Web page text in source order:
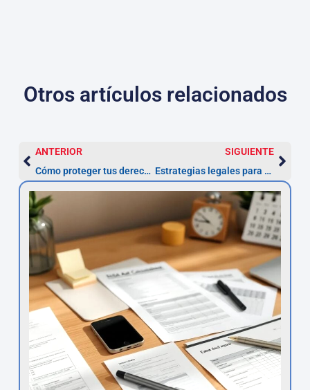
Otros artículos relacionados
ANTERIOR
Cómo proteger tus derechos ante un préstamo con interés usurario
SIGUIENTE
Estrategias legales para defender tu reclamación de nulidad de préstamo